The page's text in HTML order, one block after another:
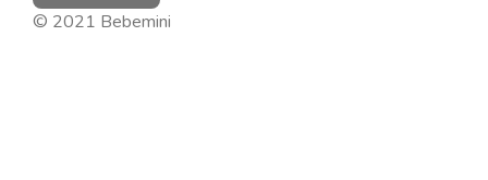
© 2021 Bebemini